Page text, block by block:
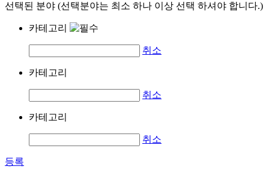
선택된 분야 (선택분야는 최소 하나 이상 선택 하셔야 합니다.)
카테고리
취소
카테고리
취소
카테고리
취소
등록